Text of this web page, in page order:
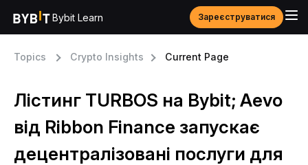
Bybit Learn Зареєструватися
Topics Crypto Insights Current Page
Лістинг TURBOS на Bybit; Aevo
від Ribbon Finance запускає
децентралізовані послуги для